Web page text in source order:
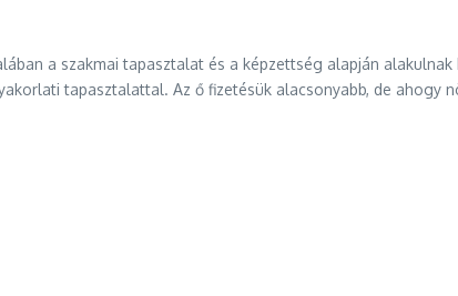
a szakmai tapasztalat és a képzettség alapján
tapasztalattal. Az ő fizetésük alacsonyabb, de ahogy